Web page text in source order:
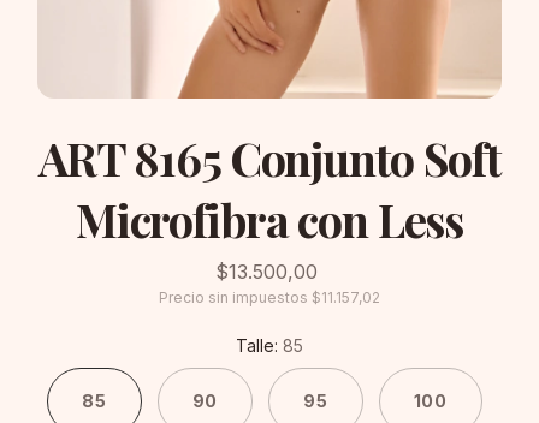
ART 8165 Conjunto Soft
Microfibra con Less
$13.500,00
Precio sin impuestos $11.157,02
Talle: 85
85 90 95 100